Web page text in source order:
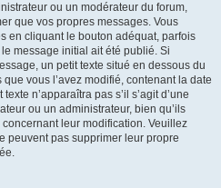
ou un modérateur du forum,
que vos propres messages. Vous
en cliquant le bouton adéquat, parfois
message initial ait été publié. Si
un petit texte situé en dessous du
vous l’avez modifié, contenant la date
n’apparaîtra pas s’il s’agit d’une
ou un administrateur, bien qu’ils
leur modification. Veuillez
peuvent pas supprimer leur propre